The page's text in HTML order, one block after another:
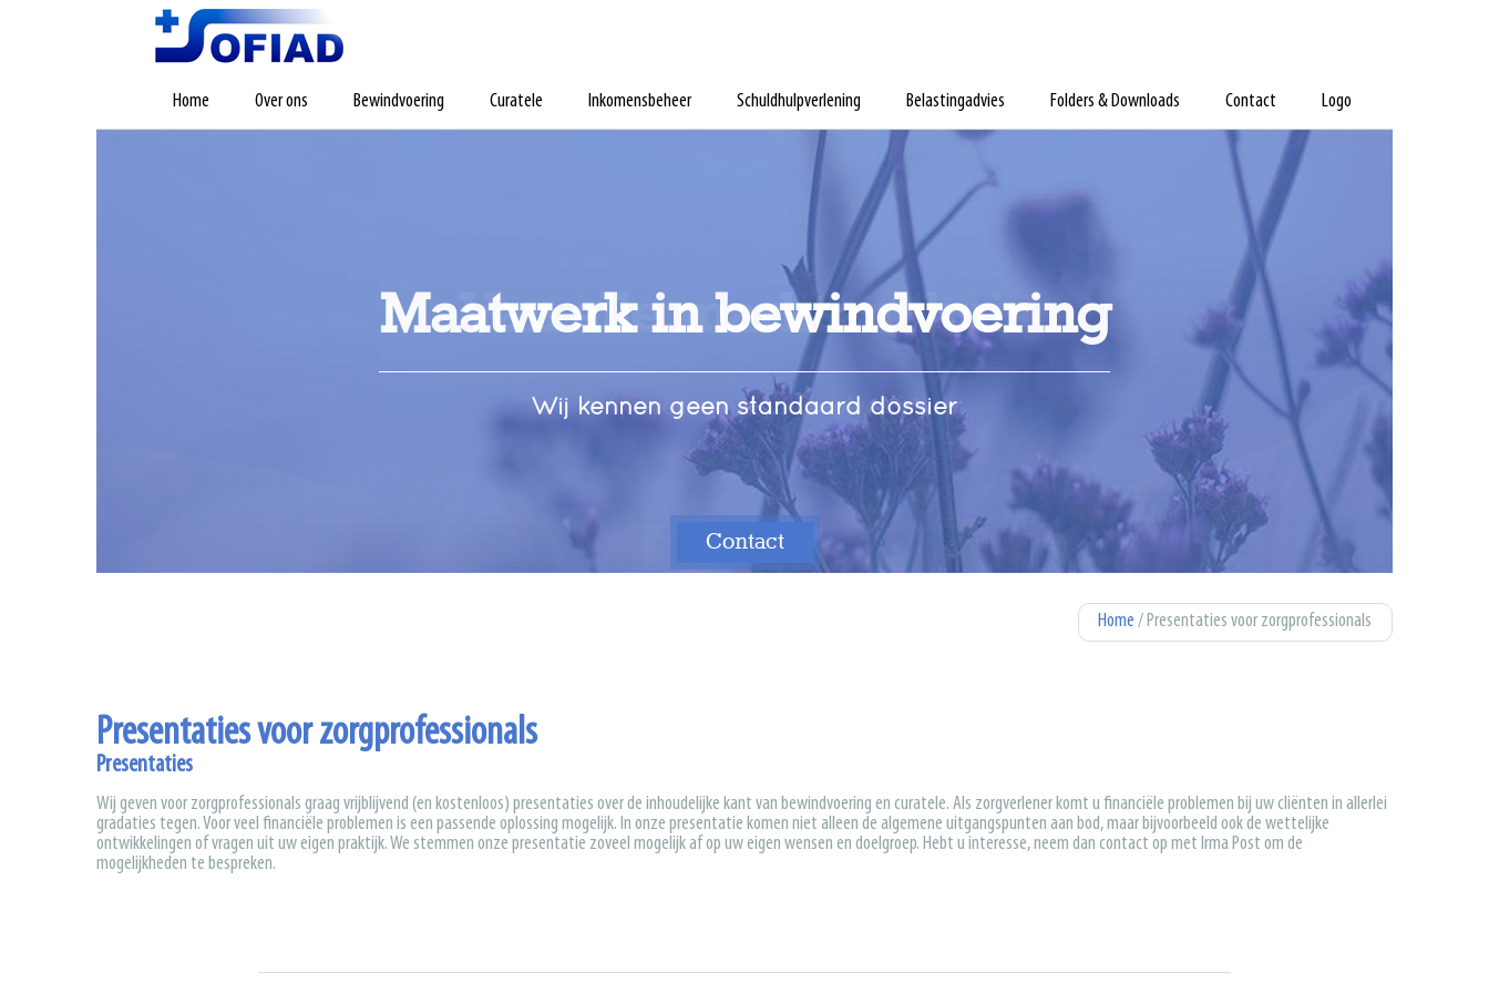
Home Over ons Bewindvoering Curatele Inkomensbeheer Schuldhulpverlening Belastingadvies Folders & Downloads Contact Logo
Maatwerk in bewindvoering
Wij kennen geen standaard dossier
Contact
Van alle markten thuis
Wij overzien het speelveld
Contact
Home / Presentaties voor zorgprofessionals
Presentaties voor zorgprofessionals
Presentaties
Wij geven voor zorgprofessionals graag vrijblijvend (en kostenloos) presentaties over de inhoudelijke kant van bewindvoering en curatele. Als zorgverlener komt u financiële problemen bij uw cliënten in allerlei
gradaties tegen. Voor veel financiële problemen is een passende oplossing mogelijk. In onze presentatie komen niet alleen de algemene uitgangspunten aan bod, maar bijvoorbeeld ook de wettelijke
ontwikkelingen of vragen uit uw eigen praktijk. We stemmen onze presentatie zoveel mogelijk af op uw eigen wensen en doelgroep. Hebt u interesse, neem dan contact op met Irma Post om de
mogelijkheden te bespreken.